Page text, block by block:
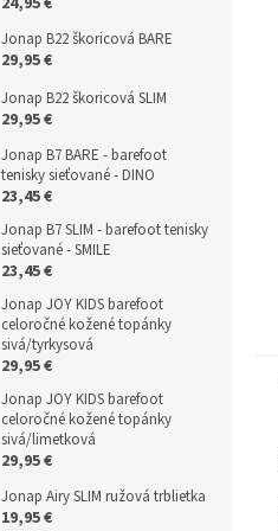
Jonap B22 škoricová BARE
29,95 €
Jonap B22 škoricová SLIM
29,95 €
Jonap B7 BARE - barefoot
tenisky sieťované - DINO
23,45 €
Jonap B7 SLIM - barefoot tenisky
sieťované - SMILE
23,45 €
Jonap JOY KIDS barefoot
celoročné kožené topánky
sivá/tyrkysová
29,95 €
Jonap JOY KIDS barefoot
celoročné kožené topánky
sivá/limetková
29,95 €
Jonap Airy SLIM ružová trblietka
19,95 €